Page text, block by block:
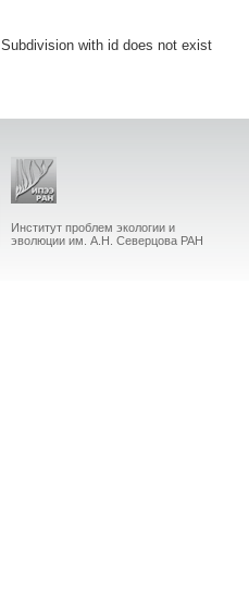
Subdivision with id does not exist
Институт проблем экологии и
эволюции им. А.Н. Северцова РАН